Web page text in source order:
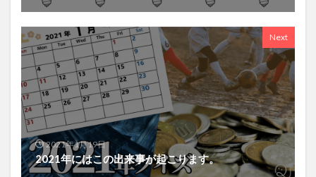
Next
2021年1月19日
2021年にはこの出来事が起こります。